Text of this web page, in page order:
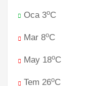
Oca 3oC
Mar 8oC
May 18oC
Tem 26oC